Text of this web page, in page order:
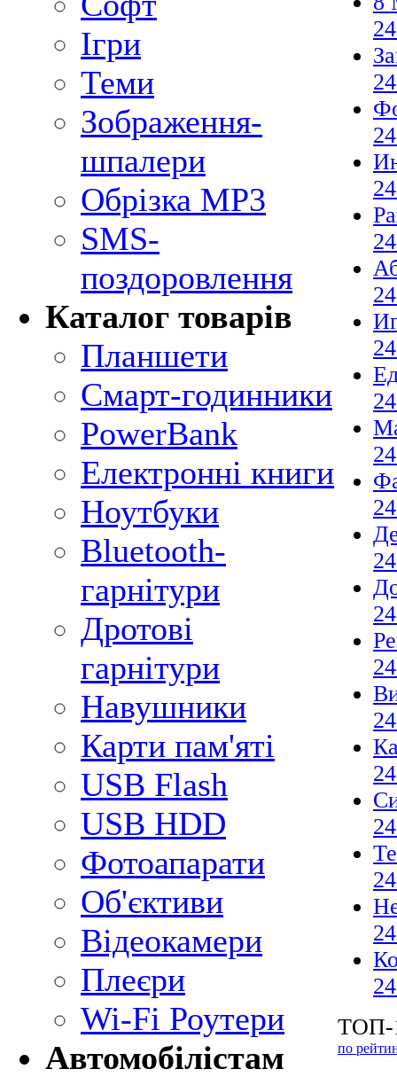
Ігри
Теми
Зображення-
шпалери
Обрізка MP3
SMS-
поздоровлення
Каталог товарів
Планшети
Смарт-годинники
PowerBank
Електронні книги
Ноутбуки
Bluetooth-
гарнітури
Дротові
гарнітури
Навушники
Карти пам'яті
USB Flash
USB HDD
Фотоапарати
Об'єктиви
Відеокамери
Плеєри
Wi-Fi Роутери
Автомобілістам
ТОП-
по